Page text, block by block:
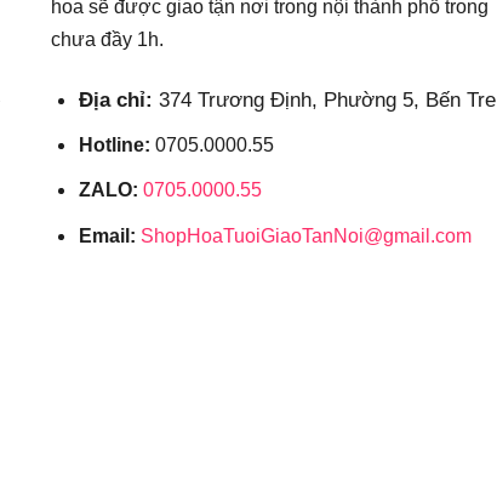
hoa sẽ được giao tận nơi trong nội thành phố trong
chưa đầy 1h.
Địa chỉ: 374 Trương Định, Phường 5, Bến Tre
Hotline: 0705.0000.55
ZALO: 0705.0000.55
Email: ShopHoaTuoiGiaoTanNoi@gmail.com